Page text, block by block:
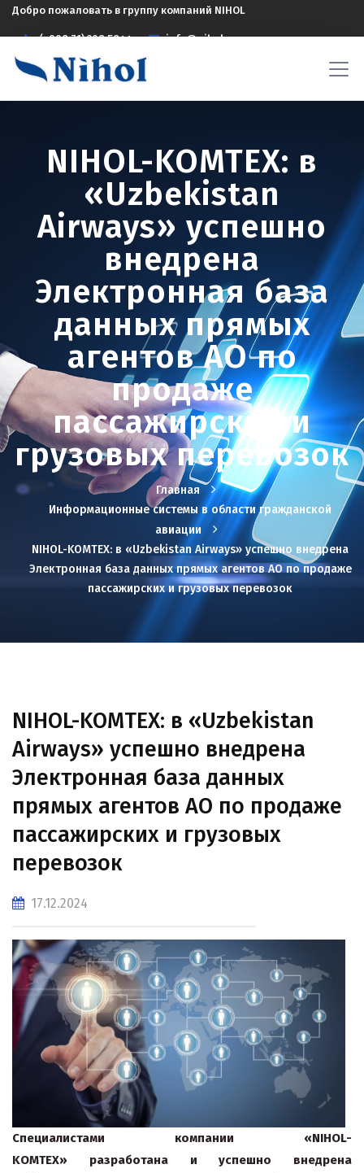
Добро пожаловать в группу компаний NIHOL
(+998 71) 208 5844 info@nihol.uz
NIHOL-KOMTEX: в
«Uzbekistan
Airways» успешно
внедрена
Электронная база
данных прямых
агентов АО по
продаже
пассажирских и
грузовых перевозок
Главная
Информационные системы в области гражданской
авиации
NIHOL-KOMTEX: в «Uzbekistan Airways» успешно внедрена
Электронная база данных прямых агентов АО по продаже
пассажирских и грузовых перевозок
NIHOL-KOMTEX: в «Uzbekistan
Airways» успешно внедрена
Электронная база данных
прямых агентов АО по продаже
пассажирских и грузовых
перевозок
17.12.2024
Специалистами компании «NIHOL-
KOMTEX» разработана и успешно внедрена